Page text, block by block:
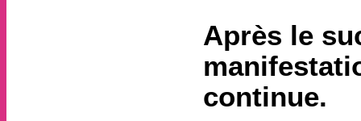
Après le
continue.